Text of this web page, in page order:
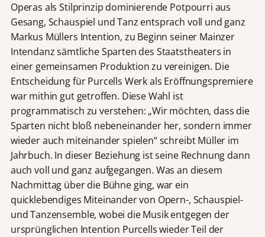
Operas als Stilprinzip dominierende Potpourri aus
Gesang, Schauspiel und Tanz entsprach voll und ganz
Markus Müllers Intention, zu Beginn seiner Mainzer
Intendanz sämtliche Sparten des Staatstheaters in
einer gemeinsamen Produktion zu vereinigen. Die
Entscheidung für Purcells Werk als Eröffnungspremiere
war mithin gut getroffen. Diese Wahl ist
programmatisch zu verstehen: „Wir möchten, dass die
Sparten nicht bloß nebeneinander her, sondern immer
wieder auch miteinander spielen“ schreibt Müller im
Jahrbuch. In dieser Beziehung ist seine Rechnung dann
auch voll und ganz aufgegangen. Was an diesem
Nachmittag über die Bühne ging, war ein
quicklebendiges Miteinander von Opern-, Schauspiel-
und Tanzensemble, wobei die Musik entgegen der
ursprünglichen Intention Purcells wieder Teil der